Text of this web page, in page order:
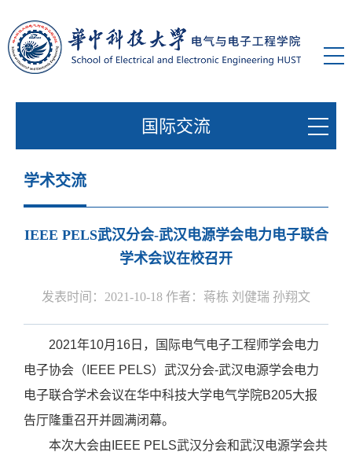
国际交流
学术交流
IEEE PELS武汉分会-武汉电源学会电力电子联合
学术会议在校召开
发表时间：2021-10-18 作者：蒋栋 刘健瑞 孙翔文
2021年10月16日，国际电气电子工程师学会电力
电子协会（IEEE PELS）武汉分会-武汉电源学会电力
电子联合学术会议在华中科技大学电气学院B205大报
告厅隆重召开并圆满闭幕。
本次大会由IEEE PELS武汉分会和武汉电源学会共